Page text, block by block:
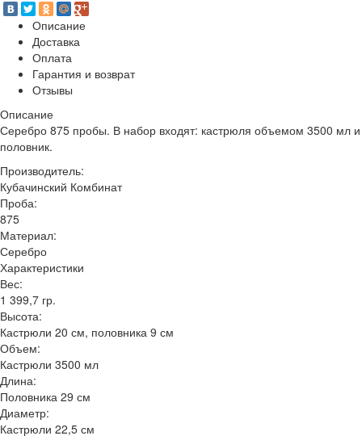
Описание
Доставка
Оплата
Гарантия и возврат
Отзывы
Описание
Серебро 875 пробы. В набор входят: кастрюля объемом 3500 мл и
половник.
Производитель:
Кубачинский Комбинат
Проба:
875
Материал:
Серебро
Характеристики
Вес:
1 399,7 гр.
Высота:
Кастрюли 20 см, половника 9 см
Объем:
Кастрюли 3500 мл
Длина:
Половника 29 см
Диаметр:
Кастрюли 22,5 см